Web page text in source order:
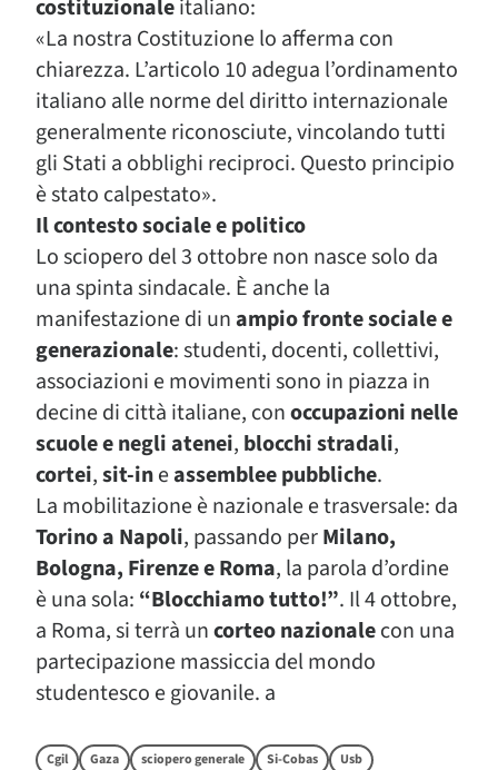
costituzionaleitaliano:
«La nostra Costituzione lo afferma con
chiarezza. L’articolo 10 adegua l’ordinamento
italiano alle norme del diritto internazionale
generalmente riconosciute, vincolando tutti
gli Stati a obblighi reciproci. Questo principio
è stato calpestato».
Il contesto sociale e politico
Lo sciopero del 3 ottobre non nasce solo da
una spinta sindacale. È anche la
manifestazione di unampio fronte sociale e
generazionale: studenti, docenti, collettivi,
associazioni e movimenti sono in piazza in
decine di città italiane, conoccupazioni nelle
scuole e negli atenei, blocchi stradali,
cortei,sit-ineassemblee pubbliche.
La mobilitazione è nazionale e trasversale: da
Torino a Napoli, passando perMilano,
Bologna, Firenze e Roma, la parola d’ordine
è una sola: “Blocchiamo tutto!”. Il 4 ottobre,
a Roma, si terrà uncorteo nazionalecon una
partecipazione massiccia del mondo
studentesco e giovanile. a
Cgil Gaza sciopero generale Si-Cobas Usb